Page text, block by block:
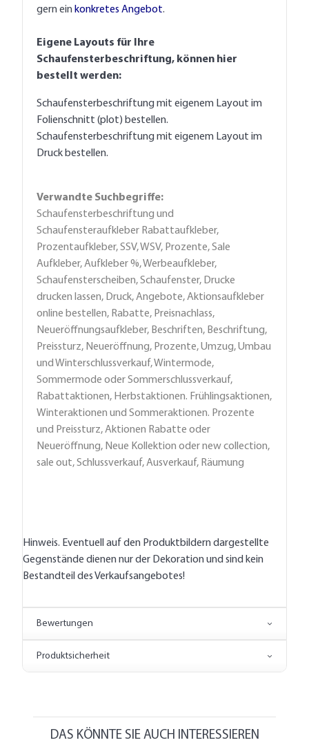
gern ein konkretes Angebot.
Eigene Layouts für Ihre
Schaufensterbeschriftung, können hier
bestellt werden:
Schaufensterbeschriftung mit eigenem Layout im
Folienschnitt (plot) bestellen.
Schaufensterbeschriftung mit eigenem Layout im
Druck bestellen.
Verwandte Suchbegriffe:
Schaufensterbeschriftung und
Schaufensteraufkleber Rabattaufkleber,
Prozentaufkleber, SSV, WSV, Prozente, Sale
Aufkleber, Aufkleber %, Werbeaufkleber,
Schaufensterscheiben, Schaufenster, Drucke
drucken lassen, Druck, Angebote, Aktionsaufkleber
online bestellen, Rabatte, Preisnachlass,
Neueröffnungsaufkleber, Beschriften, Beschriftung,
Preissturz, Neueröffnung, Prozente, Umzug, Umbau
und Winterschlussverkauf, Wintermode,
Sommermode oder Sommerschlussverkauf,
Rabattaktionen, Herbstaktionen. Frühlingsaktionen,
Winteraktionen und Sommeraktionen. Prozente
und Preissturz, Aktionen Rabatte oder
Neueröffnung, Neue Kollektion oder new collection,
sale out, Schlussverkauf, Ausverkauf, Räumung
Hinweis. Eventuell auf den Produktbildern dargestellte
Gegenstände dienen nur der Dekoration und sind kein
Bestandteil des Verkaufsangebotes!
Bewertungen
Produktsicherheit
DAS KÖNNTE SIE AUCH INTERESSIEREN